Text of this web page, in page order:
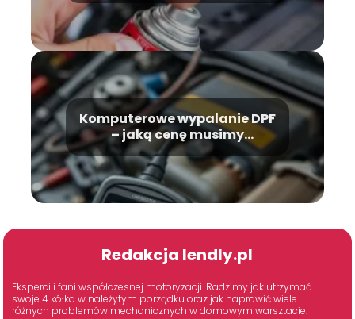
Komputerowe wypalanie DPF
– jaką cenę musimy
zapłacić?
Redakcja lendly.pl
Eksperci i fani współczesnej motoryzacji. Radzimy jak utrzymać
swoje 4 kółka w należytym porządku oraz jak naprawić wiele
różnych problemów mechanicznych w domowym warsztacie.